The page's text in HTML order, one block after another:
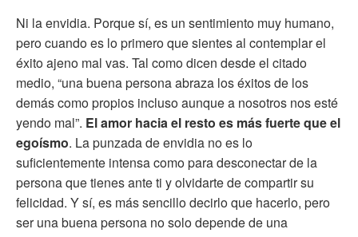
Ni la envidia. Porque sí, es un sentimiento muy humano,
pero cuando es lo primero que sientes al contemplar el
éxito ajeno mal vas. Tal como dicen desde el citado
medio, “una buena persona abraza los éxitos de los
demás como propios incluso aunque a nosotros nos esté
yendo mal”. El amor hacia el resto es más fuerte que el
egoísmo. La punzada de envidia no es lo
suficientemente intensa como para desconectar de la
persona que tienes ante ti y olvidarte de compartir su
felicidad. Y sí, es más sencillo decirlo que hacerlo, pero
ser una buena persona no solo depende de una